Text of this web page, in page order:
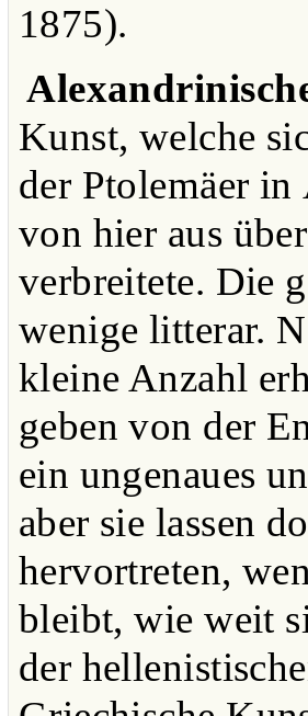
1875).
Kunst, welche
der Ptolemäer
von hier aus
verbreitete. Die
wenige litterar.
kleine Anzahl
geben von der
ein ungenaues
aber sie lassen
hervortreten,
bleibt, wie weit
der